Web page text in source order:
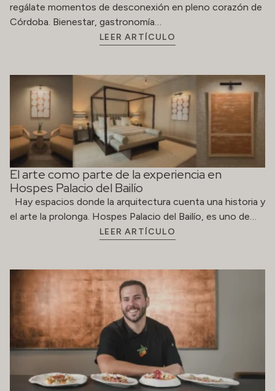
regálate momentos de desconexión en pleno corazón de
Córdoba. Bienestar, gastronomía…
LEER ARTÍCULO
El arte como parte de la experiencia en
Hospes Palacio del Bailío
Hay espacios donde la arquitectura cuenta una historia y
el arte la prolonga. Hospes Palacio del Bailío, es uno de…
LEER ARTÍCULO